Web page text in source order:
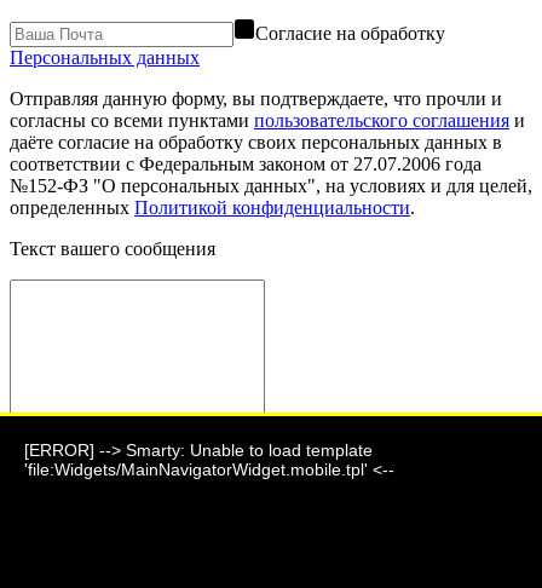
[ERROR] --> Smarty: Unable to load template
'file:Widgets/MainNavigatorWidget.mobile.tpl' <--
Согласие на обработку
Персональных данных
Отправляя данную форму, вы подтверждаете, что прочли и
согласны со всеми пунктами пользовательского соглашения и
даёте согласие на обработку своих персональных данных в
соответствии с Федеральным законом от 27.07.2006 года
№152-ФЗ "О персональных данных", на условиях и для целей,
определенных Политикой конфиденциальности.
Текст вашего сообщения
Отправить сообщение